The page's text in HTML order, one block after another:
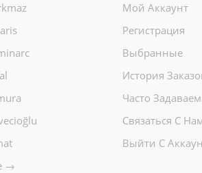
→
Мой Аккаунт
Регистрация
Выбранные
История
Часто
Связаться С
Выйти С